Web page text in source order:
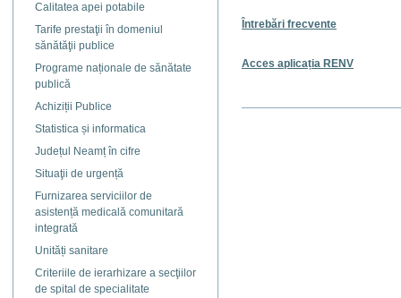
Calitatea apei potabile
Tarife prestaţii în domeniul
sănătăţii publice
Programe naționale de sănătate
publică
Achiziții Publice
Statistica și informatica
Județul Neamț în cifre
Situaţii de urgență
Furnizarea serviciilor de
asistență medicală comunitară
integrată
Unități sanitare
Criteriile de ierarhizare a secţiilor
de spital de specialitate
Întrebări frecvente
Acces aplicația RENV